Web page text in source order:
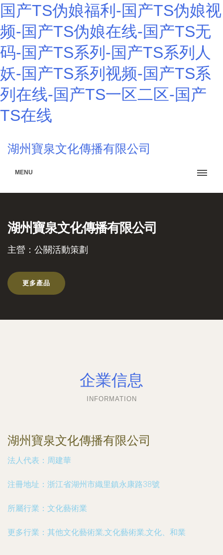
国产TS伪娘福利-国产TS伪娘视
频-国产TS伪娘在线-国产TS无
码-国产TS系列-国产TS系列人
妖-国产TS系列视频-国产TS系
列在线-国产TS一区二区-国产
TS在线
湖州寶泉文化傳播有限公司
MENU
湖州寶泉文化傳播有限公司
主營：公關活動策劃
更多產品
企業信息
INFORMATION
湖州寶泉文化傳播有限公司
法人代表： 周建華
注冊地址： 浙江省湖州市織里鎮永康路38號
所屬行業： 文化藝術業
更多行業： 其他文化藝術業,文化藝術業,文化、和業